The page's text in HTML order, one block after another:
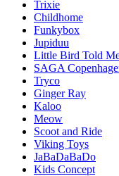
Trixie
Childhome
Funkybox
Jupiduu
Little Bird Told
SAGA
Tryco
Ginger Ray
Kaloo
Meow
Scoot and Ride
Viking Toys
JaBaDaBaDo
Kids Concept